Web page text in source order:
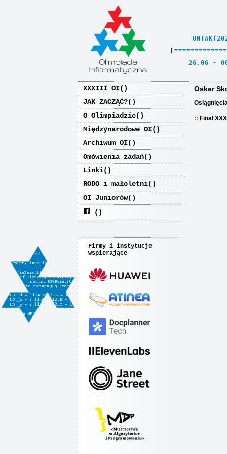
[ =============
26.06
XXXIII OI
JAK ZACZĄĆ?
O Olimpiadzie
Międzynarodowe OI
Archiwum OI
Omówienia zadań
Linki
RODO i małoletni
OI Juniorów
Firmy i instytucje
wspierające
Oskar
Finał